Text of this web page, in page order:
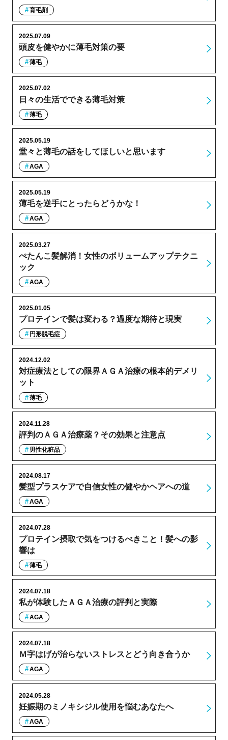
育毛剤
頭皮を健やかに薄毛対策の要
2025.07.09
薄毛
日々の生活でできる薄毛対策
2025.07.02
薄毛
堂々と薄毛の話をしてほしいと思います
2025.05.19
AGA
薄毛を逆手にとったらどうかな！
2025.05.19
AGA
ぺたんこ髪解消！女性のボリュームアップテクニ
ック
2025.03.27
AGA
プロテインで髪は変わる？過度な期待と現実
2025.01.05
円形脱毛症
対症療法としての限界ＡＧＡ治療の根本的デメリ
ット
2024.12.02
薄毛
評判のＡＧＡ治療薬？その効果と注意点
2024.11.28
男性化粧品
髪型プラスケアで自信女性の健やかヘアへの道
2024.08.17
AGA
プロテイン摂取で気をつけるべきこと！髪への影
響は
2024.07.28
薄毛
私が体験したＡＧＡ治療の評判と実際
2024.07.18
AGA
Ｍ字はげが治らないストレスとどう向き合うか
2024.07.18
AGA
妊娠期のミノキシジル使用を悩むあなたへ
2024.05.28
AGA